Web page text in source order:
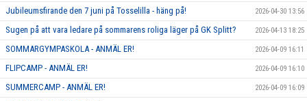
Jubileumsfirande den 7 juni på Tosselilla - häng på! 2026-04-30 13:56
Sugen på att vara ledare på sommarens roliga läger på GK Splitt? 2026-04-13 18:25
SOMMARGYMPASKOLA - ANMÄL ER! 2026-04-09 16:11
FLIPCAMP - ANMÄL ER! 2026-04-09 16:10
SUMMERCAMP - ANMÄL ER! 2026-04-09 16:09